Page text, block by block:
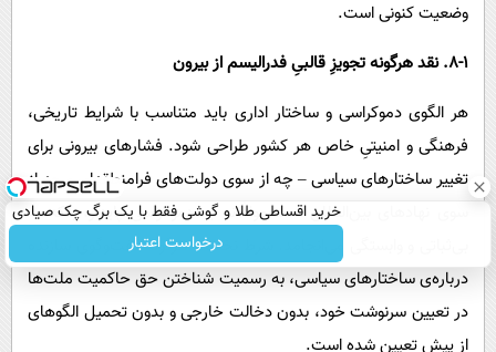
وضعیت کنونی است.
۸-۱. نقد هرگونه تجویزِ قالبیِ فدرالیسم از بیرون
هر الگوی دموکراسی و ساختار اداری باید متناسب با شرایط تاریخی،
فرهنگی و امنیتیِ خاص هر کشور طراحی شود. فشارهای بیرونی برای
تغییر ساختارهای سیاسی – چه از سوی دولت‌های فرامنطقه‌ای و چه از
سوی نهادهای بین‌المللی – معمولاً نه به دموکراسی پایدار، بلکه به
بی‌ثباتی و وابستگی می‌انجامد. شرط نخست هرگونه گفت‌وگوی سازنده
درباره‌ی ساختارهای سیاسی، به رسمیت شناختن حق حاکمیت ملت‌ها
در تعیین سرنوشت خود، بدون دخالت خارجی و بدون تحمیل الگوهای
از پیش تعیین شده است.
خرید اقساطی طلا و گوشی فقط با یک برگ چک صیادی
درخواست اعتبار